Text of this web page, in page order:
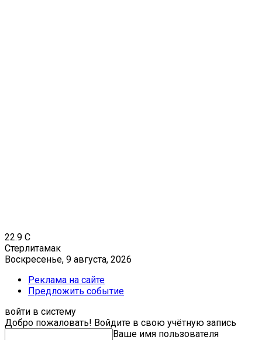
22.9 C
Стерлитамак
Воскресенье, 9 августа, 2026
Реклама на сайте
Предложить событие
войти в систему
Добро пожаловать! Войдите в свою учётную запись
Ваше имя пользователя